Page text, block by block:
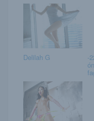
Delilah G -